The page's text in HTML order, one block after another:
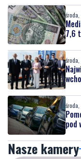
7,6
pod
Nasze kamery